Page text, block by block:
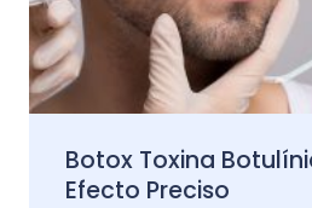
Botox Toxina
Efecto Preciso